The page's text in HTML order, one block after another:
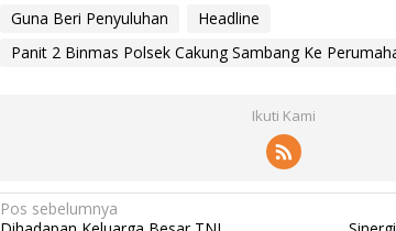
r
a
Guna Beri Penyuluhan
Headline
Panit 2 Binmas Polsek Cakung Sambang Ke
Ikuti Kami
N
Pos sebelumnya